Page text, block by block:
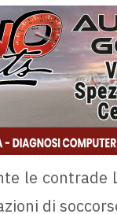
le contrade
di